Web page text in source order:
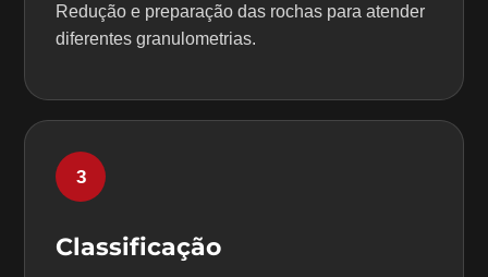
Redução e preparação das rochas para atender
diferentes granulometrias.
3
Classificação